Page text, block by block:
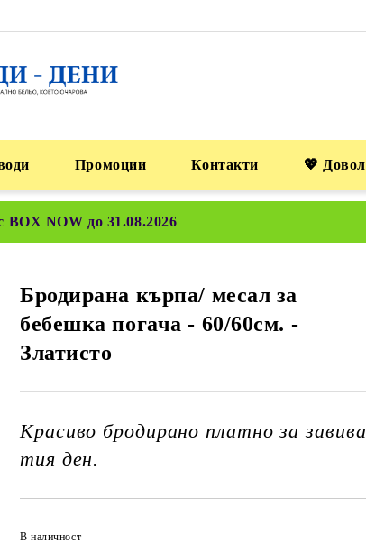
Промоции Контакти 💖
BOX NOW до 31.08.2026
Бродирана кърпа/ месал за
бебешка погача - 60/60см. -
Златисто
Красиво бродирано платно за
тия ден.
В наличност